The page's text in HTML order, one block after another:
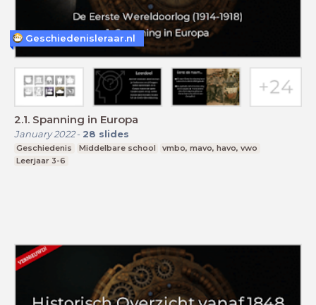
2.1. Spanning in Europa
January 2022- 28 slides
Geschiedenis Middelbare school
vmbo, mavo, havo, vwo
Leerjaar 3-6
Geschiedenisleraar.nl